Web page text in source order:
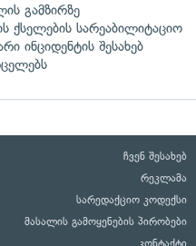
გამზირზე
ქსელების სარეაბილიტაციო
ინციდენტის შესახებ
ჩვენ შესახებ
რეკლამა
სარედაქციო კოდექსი
მასალის გამოყენების პირობები
კონტაქტი